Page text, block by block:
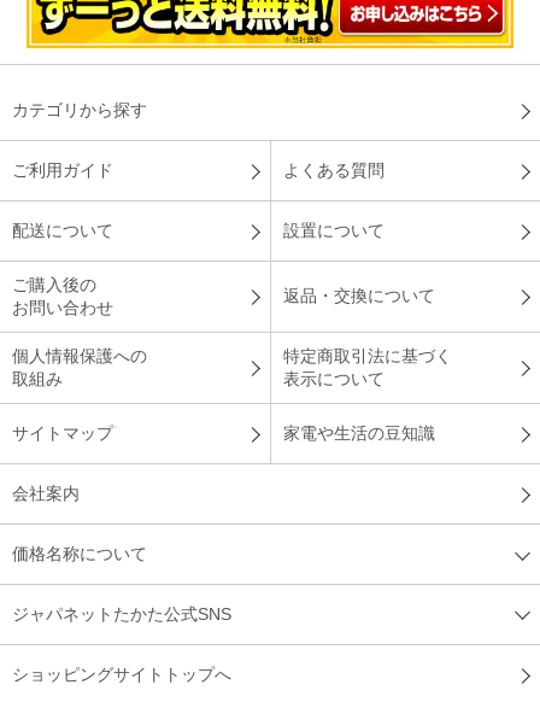
カテゴリから探す
ご利用ガイド よくある質問
配送について 設置について
ご購入後の
お問い合わせ
返品・交換について
個人情報保護への
取組み
特定商取引法に基づく
表示について
サイトマップ 家電や生活の豆知識
会社案内
価格名称について
ジャパネットたかた公式SNS
ショッピングサイトトップへ